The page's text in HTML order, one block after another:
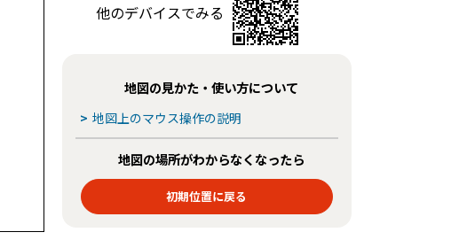
他のデバイスでみる
地図の見かた・使い方について
> 地図上のマウス操作の説明
地図の場所がわからなくなったら